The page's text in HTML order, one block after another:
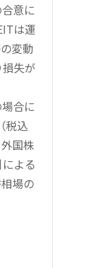
意に
は運
変動
失が
合に
税込
国株
よる
場の